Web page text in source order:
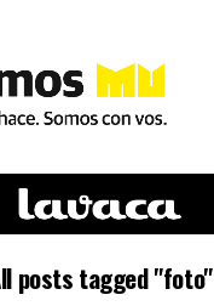
posts tagged "foto"